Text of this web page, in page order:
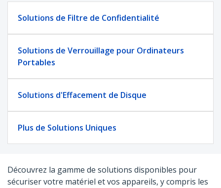
Solutions de Filtre de Confidentialité
Solutions de Verrouillage pour Ordinateurs
Portables
Solutions d'Effacement de Disque
Plus de Solutions Uniques
Découvrez la gamme de solutions disponibles pour
sécuriser votre matériel et vos appareils, y compris les